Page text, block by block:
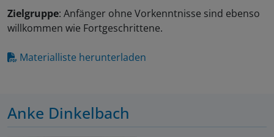
Zielgruppe: Anfänger ohne Vorkenntnisse sind ebenso
willkommen wie Fortgeschrittene.
Materialliste herunterladen
Anke Dinkelbach